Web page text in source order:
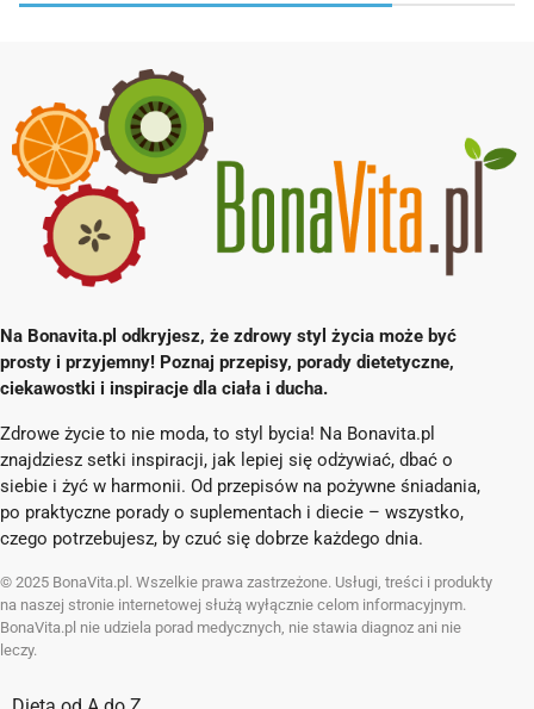
Na Bonavita.pl odkryjesz, że zdrowy styl życia może być
prosty i przyjemny! Poznaj przepisy, porady dietetyczne,
ciekawostki i inspiracje dla ciała i ducha.
Zdrowe życie to nie moda, to styl bycia! Na Bonavita.pl
znajdziesz setki inspiracji, jak lepiej się odżywiać, dbać o
siebie i żyć w harmonii. Od przepisów na pożywne śniadania,
po praktyczne porady o suplementach i diecie – wszystko,
czego potrzebujesz, by czuć się dobrze każdego dnia.
© 2025 BonaVita.pl. Wszelkie prawa zastrzeżone. Usługi, treści i produkty
na naszej stronie internetowej służą wyłącznie celom informacyjnym.
BonaVita.pl nie udziela porad medycznych, nie stawia diagnoz ani nie
leczy.